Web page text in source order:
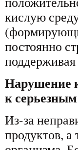
кислую
постоянно
Нарушение
к
Из-за
продуктов, а